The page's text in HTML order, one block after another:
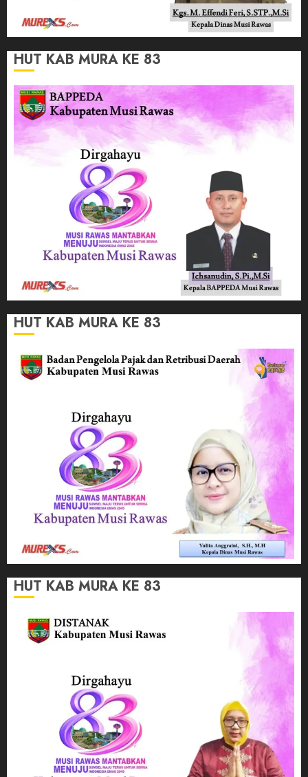
HUT KAB MURA KE 83
HUT KAB MURA KE 83
HUT KAB MURA KE 83